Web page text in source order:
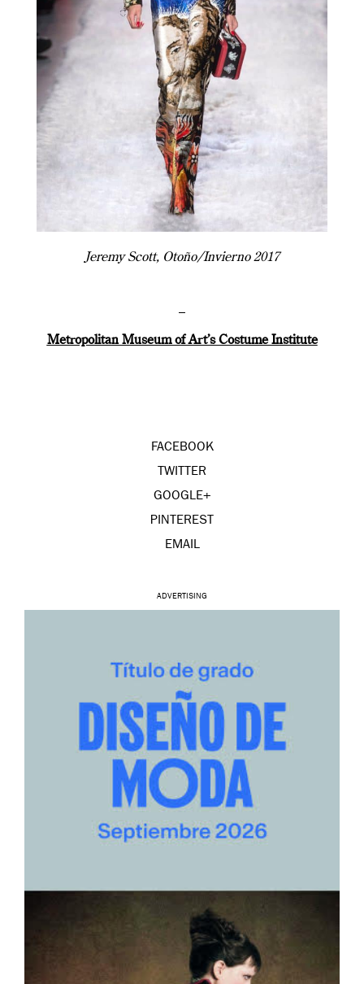
Jeremy Scott, Otoño/Invierno 2017
–
Metropolitan Museum of Art’s Costume Institute
FACEBOOK
TWITTER
GOOGLE+
PINTEREST
EMAIL
ADVERTISING